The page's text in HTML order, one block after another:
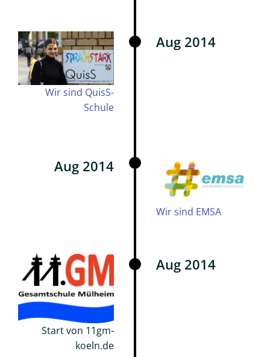
Jahresrückblick
Stufen
Pressespiegel
Lehrer*innenausbildung
Aug 2014
Wir sind QuisS-
Schule
Aug 2014
Wir sind EMSA
Aug 2014
Start von 11gm-
koeln.de